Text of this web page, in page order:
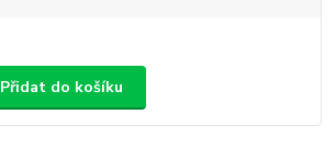
Přidat do košíku